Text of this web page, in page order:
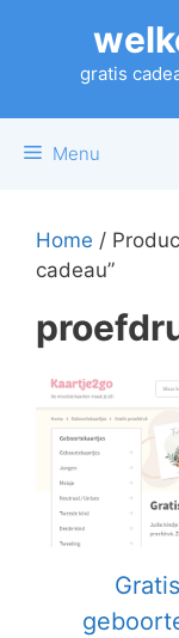
gratis
Menu
Home /
cadeau”